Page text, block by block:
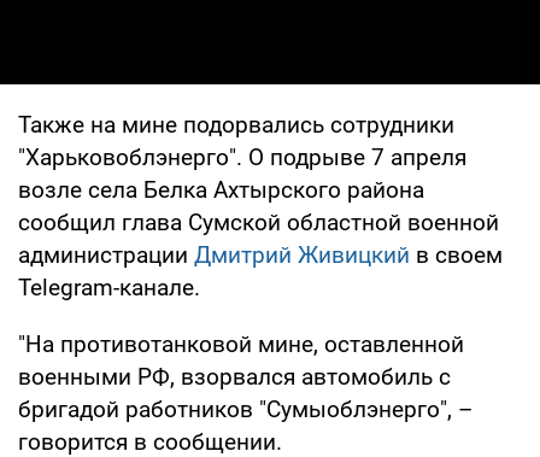
Также на мине подорвались сотрудники
"Харьковоблэнерго". О подрыве 7 апреля
возле села Белка Ахтырского района
сообщил глава Сумской областной военной
администрации Дмитрий Живицкий в своем
Telegram-канале.
"На противотанковой мине, оставленной
военными РФ, взорвался автомобиль с
бригадой работников "Сумыоблэнерго", –
говорится в сообщении.